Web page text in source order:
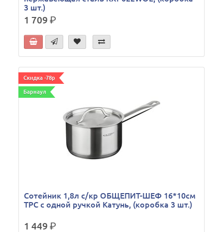
3 шт.)
1 709р.
Скидка -78р
Барнаул
Сотейник 1,8л с/кр ОБЩЕПИТ-ШЕФ 16*10см
ТРС с одной ручкой Катунь, (коробка 3 шт.)
1 449р.